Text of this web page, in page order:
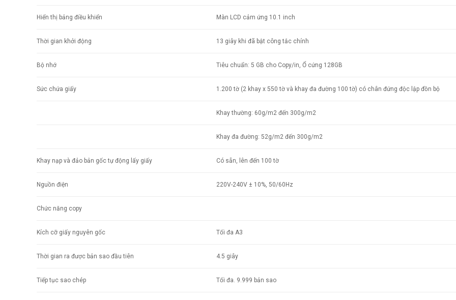
Hiển thị bảng điều khiển Màn LCD cảm ứng 10.1 inch
Thời gian khởi động 13 giây khi đã bật công tắc chính
Bộ nhớ Tiêu chuẩn: 5 GB cho Copy/in, Ổ cứng 128GB
Sức chứa giấy 1.200 tờ (2 khay x 550 tờ và khay đa đường 100 tờ) có chân đứng độc lập đồn bộ
Khay thường: 60g/m2 đến 300g/m2
Khay đa đường: 52g/m2 đến 300g/m2
Khay nạp và đảo bản gốc tự động lấy giấy Có sẵn, lên đến 100 tờ
Nguồn điện 220V-240V ± 10%, 50/60Hz
Chức năng copy
Kích cỡ giấy nguyên gốc Tối đa A3
Thời gian ra được bản sao đầu tiên 4.5 giây
Tiếp tục sao chép Tối đa. 9.999 bản sao